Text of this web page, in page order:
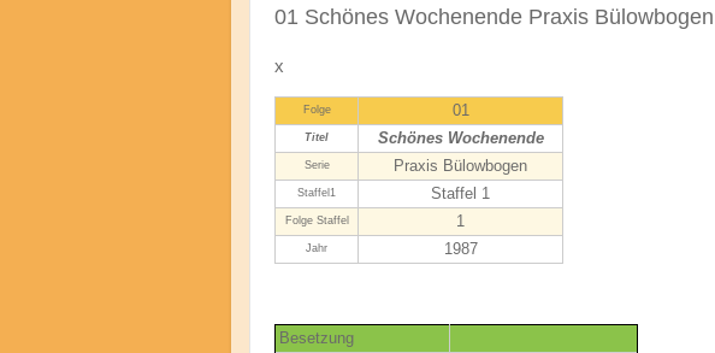
01 Schönes Wochenende Praxis Bülowbogen
x
Folge 01
Titel Schönes Wochenende
Serie Praxis Bülowbogen
Staffel1 Staffel 1
Folge Staffel 1
Jahr 1987
Besetzung